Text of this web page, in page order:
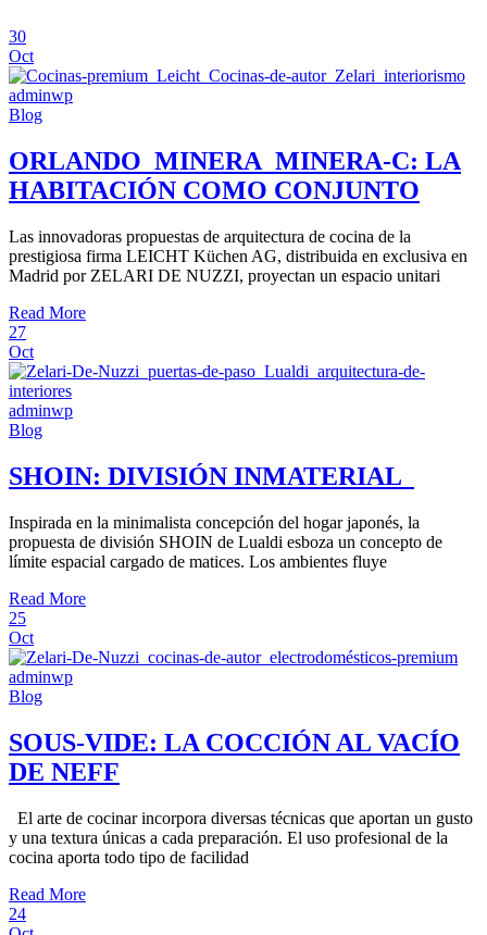
30
Oct
adminwp
Blog
ORLANDO_MINERA_MINERA-C: LA
HABITACIÓN COMO CONJUNTO
Las innovadoras propuestas de arquitectura de cocina de la
prestigiosa firma LEICHT Küchen AG, distribuida en exclusiva en
Madrid por ZELARI DE NUZZI, proyectan un espacio unitari
Read More
27
Oct
adminwp
Blog
SHOIN: DIVISIÓN INMATERIAL
Inspirada en la minimalista concepción del hogar japonés, la
propuesta de división SHOIN de Lualdi esboza un concepto de
límite espacial cargado de matices. Los ambientes fluye
Read More
25
Oct
adminwp
Blog
SOUS-VIDE: LA COCCIÓN AL VACÍO
DE NEFF
El arte de cocinar incorpora diversas técnicas que aportan un gusto
y una textura únicas a cada preparación. El uso profesional de la
cocina aporta todo tipo de facilidad
Read More
24